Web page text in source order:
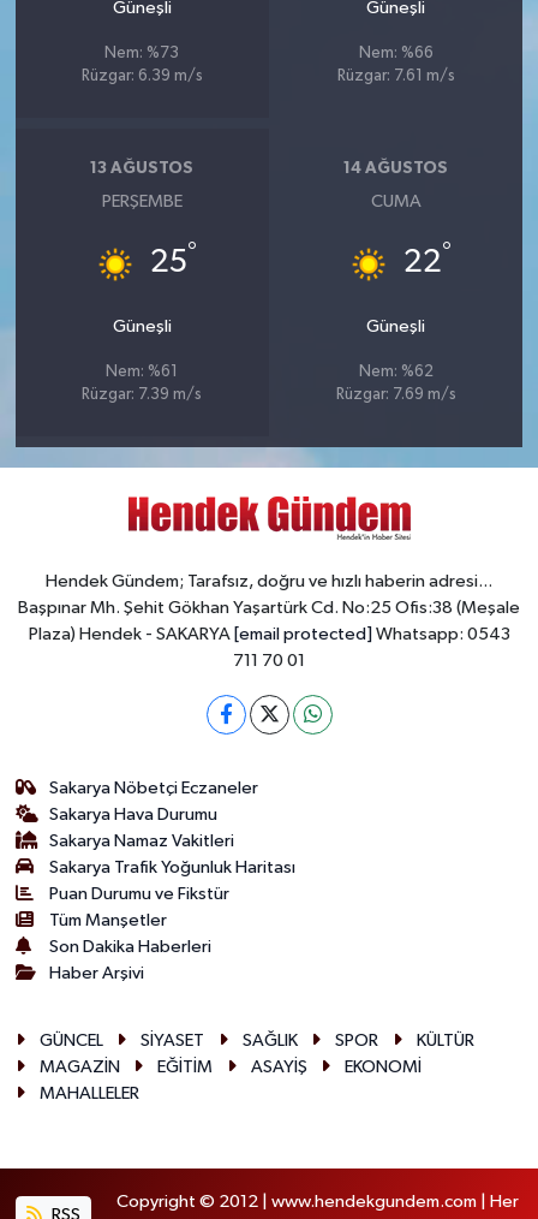
Güneşli
Nem: %73
Rüzgar: 6.39 m/s
Güneşli
Nem: %66
Rüzgar: 7.61 m/s
13 AĞUSTOS
PERŞEMBE
25°
Güneşli
Nem: %61
Rüzgar: 7.39 m/s
14 AĞUSTOS
CUMA
22°
Güneşli
Nem: %62
Rüzgar: 7.69 m/s
Hendek Gündem; Tarafsız, doğru ve hızlı haberin adresi...
Başpınar Mh. Şehit Gökhan Yaşartürk Cd. No:25 Ofis:38 (Meşale
Plaza) Hendek - SAKARYA [email protected] Whatsapp: 0543
711 70 01
Sakarya Nöbetçi Eczaneler
Sakarya Hava Durumu
Sakarya Namaz Vakitleri
Sakarya Trafik Yoğunluk Haritası
Puan Durumu ve Fikstür
Tüm Manşetler
Son Dakika Haberleri
Haber Arşivi
GÜNCEL SİYASET SAĞLIK SPOR
KÜLTÜR
MAGAZİN
EĞİTİM ASAYİŞ
EKONOMİ
MAHALLELER
RSS
Copyright © 2012 | www.hendekgundem.com | Her